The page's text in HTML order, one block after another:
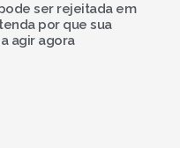
ser rejeitada em
por que sua
agir agora